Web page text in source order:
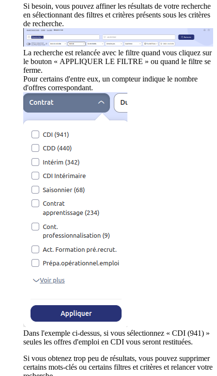
Si besoin, vous pouvez affiner les résultats de votre recherche
en sélectionnant des filtres et critères présents sous les critères
de recherche.
La recherche est relancée avec le filtre quand vous cliquez sur
le bouton « APPLIQUER LE FILTRE » ou quand le filtre se
ferme.
Pour certains d'entre eux, un compteur indique le nombre
d'offres correspondant.
Dans l'exemple ci-dessus, si vous sélectionnez « CDI (941) »
seules les offres d'emploi en CDI vous seront restituées.
Si vous obtenez trop peu de résultats, vous pouvez supprimer
certains mots-clés ou certains filtres et critères et relancer votre